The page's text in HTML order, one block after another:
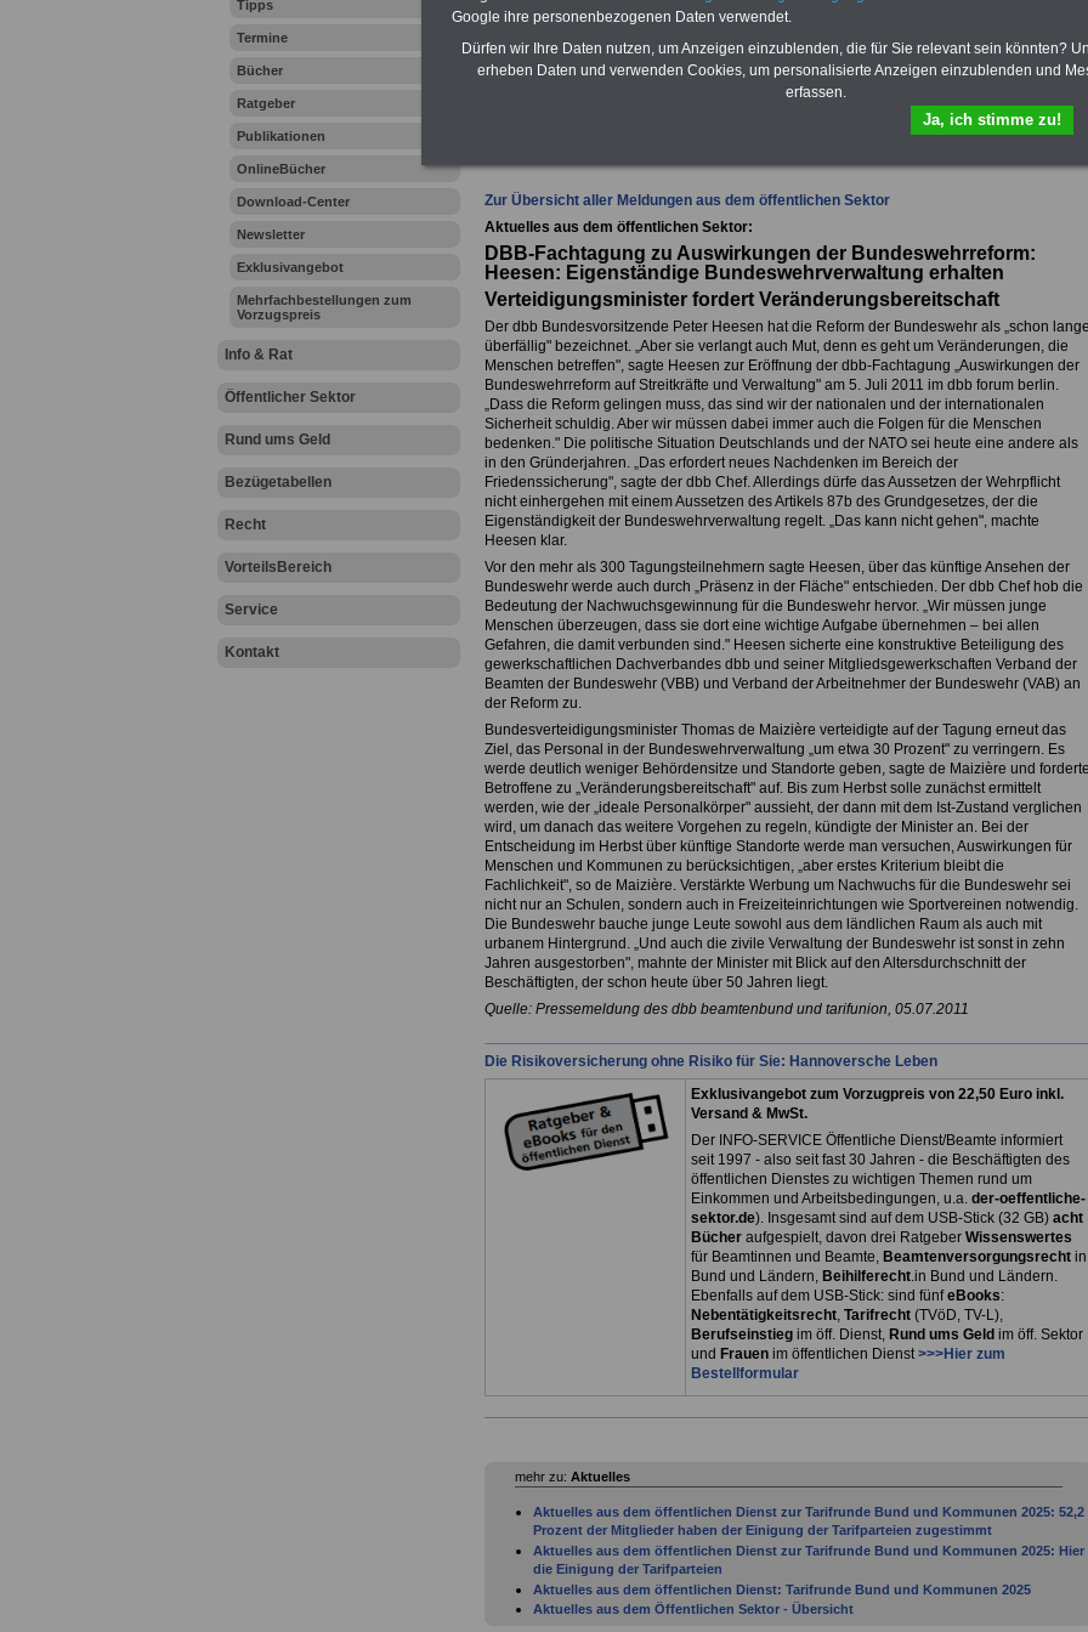
Tipps
Termine
Bücher
Ratgeber
Publikationen
OnlineBücher
Download-Center
Newsletter
Exklusivangebot
Mehrfachbestellungen zum
Vorzugspreis
Info & Rat
Öffentlicher Sektor
Rund ums Geld
Bezügetabellen
Recht
VorteilsBereich
Service
Kontakt
Krankenkassen-
Zahnzusatzversicherung -
Ihr Berufsunfähigkeitsschutz - Für den Fall der Fälle: Hannoversche Leben
Zur Übersicht aller Meldungen aus dem öffentlichen Sektor
Aktuelles aus dem öffentlichen Sektor:
DBB-Fachtagung zu Auswirkungen der Bundeswehrreform:
Heesen: Eigenständige Bundeswehrverwaltung erhalten
Verteidigungsminister fordert Veränderungsbereitschaft
Der dbb Bundesvorsitzende Peter Heesen hat die Reform der Bundeswehr als „schon
überfällig" bezeichnet. „Aber sie verlangt auch Mut, denn es geht um Veränderungen, die
Menschen betreffen", sagte Heesen zur Eröffnung der dbb-Fachtagung „Auswirkungen der
Bundeswehrreform auf Streitkräfte und Verwaltung" am 5. Juli 2011 im dbb forum berlin.
„Dass die Reform gelingen muss, das sind wir der nationalen und der internationalen
Sicherheit schuldig. Aber wir müssen dabei immer auch die Folgen für die Menschen
bedenken." Die politische Situation Deutschlands und der NATO sei heute eine andere als
in den Gründerjahren. „Das erfordert neues Nachdenken im Bereich der
Friedenssicherung", sagte der dbb Chef. Allerdings dürfe das Aussetzen der Wehrpflicht
nicht einhergehen mit einem Aussetzen des Artikels 87b des Grundgesetzes, der die
Eigenständigkeit der Bundeswehrverwaltung regelt. „Das kann nicht gehen", machte
Heesen klar.
Vor den mehr als 300 Tagungsteilnehmern sagte Heesen, über das künftige Ansehen der
Bundeswehr werde auch durch „Präsenz in der Fläche" entschieden. Der dbb Chef hob die
Bedeutung der Nachwuchsgewinnung für die Bundeswehr hervor. „Wir müssen junge
Menschen überzeugen, dass sie dort eine wichtige Aufgabe übernehmen – bei allen
Gefahren, die damit verbunden sind." Heesen sicherte eine konstruktive Beteiligung des
gewerkschaftlichen Dachverbandes dbb und seiner Mitgliedsgewerkschaften Verband der
Beamten der Bundeswehr (VBB) und Verband der Arbeitnehmer der Bundeswehr (VAB) an
der Reform zu.
Bundesverteidigungsminister Thomas de Maizière verteidigte auf der Tagung erneut das
Ziel, das Personal in der Bundeswehrverwaltung „um etwa 30 Prozent" zu verringern. Es
werde deutlich weniger Behördensitze und Standorte geben, sagte de Maizière und
Betroffene zu „Veränderungsbereitschaft" auf. Bis zum Herbst solle zunächst ermittelt
werden, wie der „ideale Personalkörper" aussieht, der dann mit dem Ist-Zustand verglichen
wird, um danach das weitere Vorgehen zu regeln, kündigte der Minister an. Bei der
Entscheidung im Herbst über künftige Standorte werde man versuchen, Auswirkungen für
Menschen und Kommunen zu berücksichtigen, „aber erstes Kriterium bleibt die
Fachlichkeit", so de Maizière. Verstärkte Werbung um Nachwuchs für die Bundeswehr sei
nicht nur an Schulen, sondern auch in Freizeiteinrichtungen wie Sportvereinen notwendig.
Die Bundeswehr bauche junge Leute sowohl aus dem ländlichen Raum als auch mit
urbanem Hintergrund. „Und auch die zivile Verwaltung der Bundeswehr ist sonst in zehn
Jahren ausgestorben", mahnte der Minister mit Blick auf den Altersdurchschnitt der
Beschäftigten, der schon heute über 50 Jahren liegt.
Quelle: Pressemeldung des dbb beamtenbund und tarifunion, 05.07.2011
Die Risikoversicherung ohne Risiko für Sie: Hannoversche Leben
Exklusivangebot zum Vorzugpreis von 22,50 Euro inkl.
Versand & MwSt.
Der INFO-SERVICE Öffentliche Dienst/Beamte informiert
seit 1997 - also seit fast 30 Jahren - die Beschäftigten des
öffentlichen Dienstes zu wichtigen Themen rund um
Einkommen und Arbeitsbedingungen, u.a. der-oeffentliche-
sektor.de). Insgesamt sind auf dem USB-Stick (32 GB) acht
Bücher aufgespielt, davon drei Ratgeber Wissenswertes
für Beamtinnen und Beamte, Beamtenversorgungsrechtin
Bund und Ländern, Beihilferecht.in Bund und Ländern.
Ebenfalls auf dem USB-Stick: sind fünfeBooks:
Nebentätigkeitsrecht, Tarifrecht(TVöD, TV-L),
Berufseinstiegim öff. Dienst, Rund ums Geld im öff. Sektor
und Frauenim öffentlichen Dienst>>>Hier zum
Bestellformular
mehr zu: Aktuelles
Aktuelles aus dem öffentlichen Dienst zur Tarifrunde Bund und Kommunen 2025: 52,2
Prozent der Mitglieder haben der Einigung der Tarifparteien zugestimmt
Aktuelles aus dem öffentlichen Dienst zur Tarifrunde Bund und Kommunen 2025: Hier
die Einigung der Tarifparteien
Aktuelles aus dem öffentlichen Dienst: Tarifrunde Bund und Kommunen 2025
Aktuelles aus dem Öffentlichen Sektor - Übersicht
Google ihre personenbezogenen Daten verwendet.
Dürfen wir Ihre Daten nutzen, um Anzeigen einzublenden, die für Sie relevant sein könnten?
erheben Daten und verwenden Cookies, um personalisierte Anzeigen einzublenden und
erfassen.
Ja, ich stimme zu!